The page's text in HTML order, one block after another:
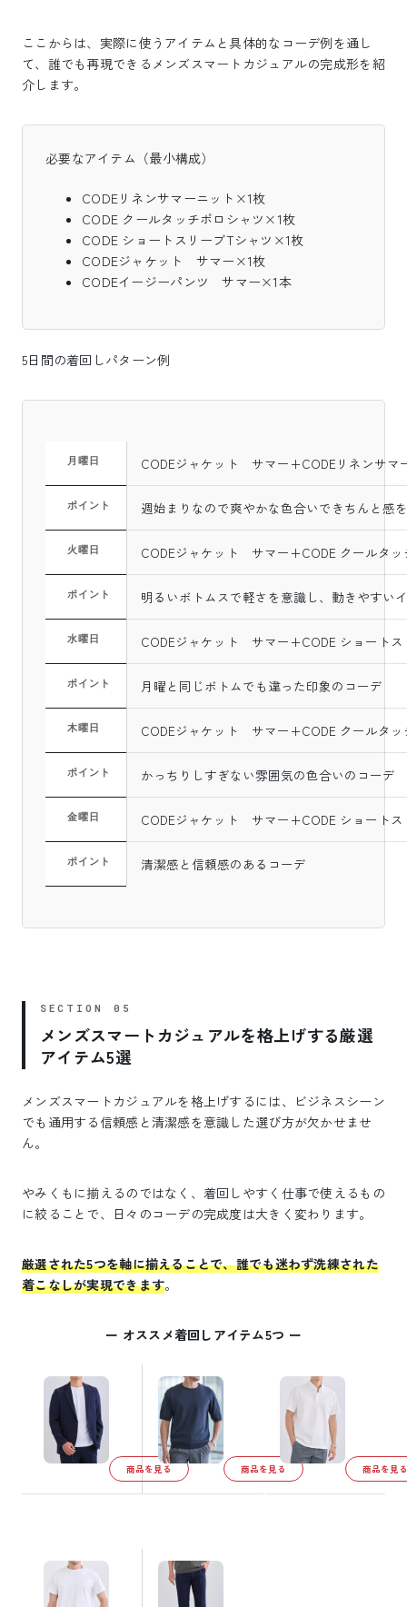
ここからは、実際に使うアイテムと具体的なコーデ例を通し
て、誰でも再現できるメンズスマートカジュアルの完成形を紹
介します。
必要なアイテム（最小構成）
CODEリネンサマーニット×1枚
CODE クールタッチポロシャツ×1枚
CODE ショートスリーブTシャツ×1枚
CODEジャケット サマー×1枚
CODEイージーパンツ サマー×1本
5日間の着回しパターン例
月曜日 CODEジャケット サマー+CODEリネンサ
ポイント 週始まりなので爽やかな色合いできちんと感
火曜日 CODEジャケット サマー+CODE クールタ
ポイント 明るいボトムスで軽さを意識し、動きやすい
水曜日 CODEジャケット サマー+CODE ショート
ポイント 月曜と同じボトムでも違った印象のコーデ
木曜日 CODEジャケット サマー+CODE クールタ
ポイント かっちりしすぎない雰囲気の色合いのコーデ
金曜日 CODEジャケット サマー+CODE ショート
ポイント 清潔感と信頼感のあるコーデ
メンズスマートカジュアルを格上げする厳選
アイテム5選
メンズスマートカジュアルを格上げするには、ビジネスシーン
でも通用する信頼感と清潔感を意識した選び方が欠かせませ
ん。
やみくもに揃えるのではなく、着回しやすく仕事で使えるもの
に絞ることで、日々のコーデの完成度は大きく変わります。
厳選された5つを軸に揃えることで、誰でも迷わず洗練された
着こなしが実現できます。
ー オススメ着回しアイテム5つ ー
商品を見る 商品を見る 商品を見